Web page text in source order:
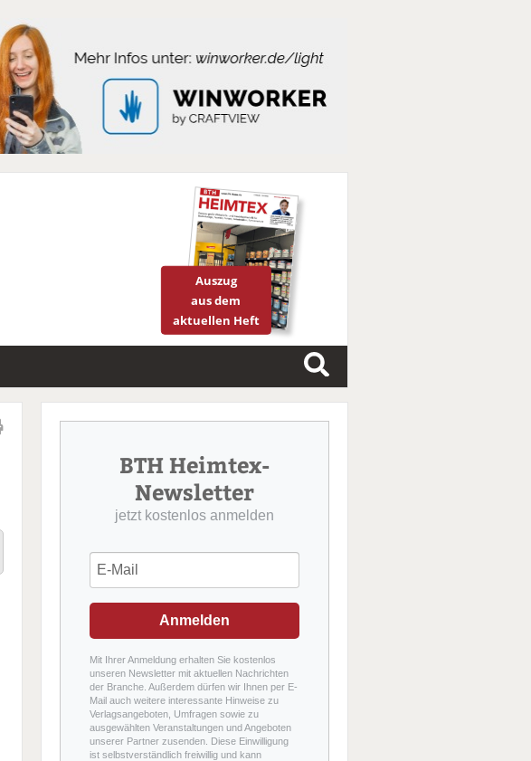
Auszug
aus dem
aktuellen Heft
S
u
c
BTH Heimtex-
Newsletter
jetzt kostenlos anmelden
Anmelden
Mit Ihrer Anmeldung erhalten Sie kostenlos
unseren Newsletter mit aktuellen Nachrichten
der Branche. Außerdem dürfen wir Ihnen per E-
Mail auch weitere interessante Hinweise zu
Verlagsangeboten, Umfragen sowie zu
ausgewählten Veranstaltungen und Angeboten
unserer Partner zusenden. Diese Einwilligung
ist selbstverständlich freiwillig und kann